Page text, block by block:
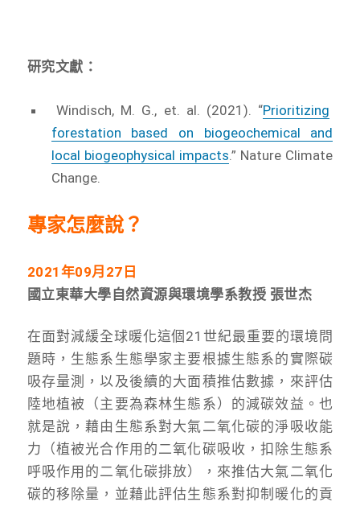
研究文獻：
Windisch, M. G., et. al. (2021). “Prioritizing
forestation based on biogeochemical and
local biogeophysical impacts .” Nature Climate
Change.
專家怎麼說？
2021 年09月27日
國立東華大學自然資源與環境學系教授 張世杰
在面對減緩全球暖化這個21世紀最重要的環境問
題時，生態系生態學家主要根據生態系的實際碳
吸存量測，以及後續的大面積推估數據，來評估
陸地植被（主要為森林生態系）的減碳效益。也
就是說，藉由生態系對大氣二氧化碳的淨吸收能
力（植被光合作用的二氧化碳吸收，扣除生態系
呼吸作用的二氧化碳排放），來推估大氣二氧化
碳的移除量，並藉此評估生態系對抑制暖化的貢